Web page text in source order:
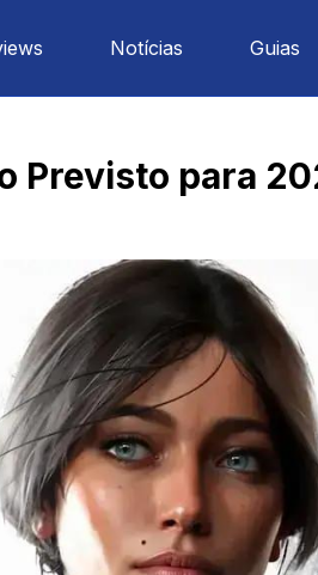
Notícias Guias
Previsto para